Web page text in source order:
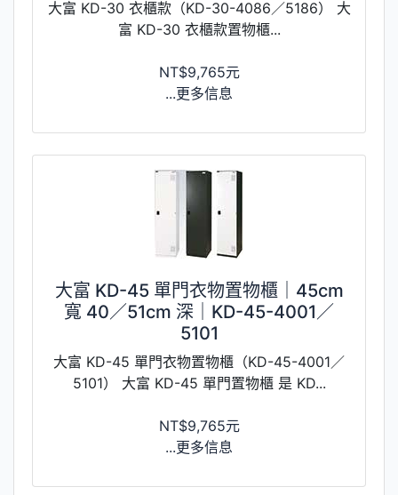
大富 KD-30 衣櫃款（KD-30-4086／5186） 大
富 KD-30 衣櫃款置物櫃...
NT$9,765元
...更多信息
大富 KD-45 單門衣物置物櫃｜45cm
寬 40／51cm 深｜KD-45-4001／
5101
大富 KD-45 單門衣物置物櫃（KD-45-4001／
5101） 大富 KD-45 單門置物櫃 是 KD...
NT$9,765元
...更多信息